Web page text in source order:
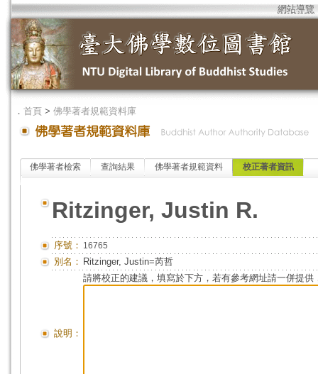
網站導覽
． 首頁 > 佛學著者規範資料庫
佛學著者檢索 查詢結果 佛學著者規範資料 校正著者資訊
Ritzinger, Justin R.
序號： 16765
別名： Ritzinger, Justin=芮哲
說明：
請將校正的建議，填寫於下方，若有參考網址請一併提供